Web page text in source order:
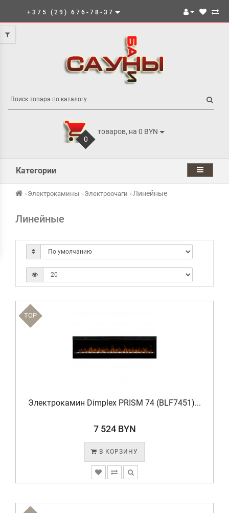
+375 (29) 676-78-37
0
товаров, на 0 BYN
Категории
Электрокамины Электроочаги Линейные
Линейные
TOP
Электрокамин Dimplex PRISM 74 (BLF7451)...
7 524 BYN
В КОРЗИНУ